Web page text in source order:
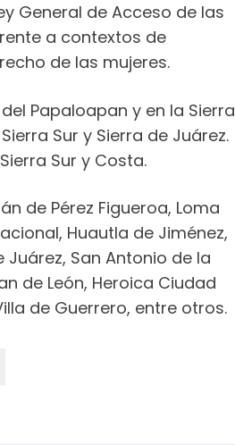
General de Acceso de las
a contextos de
de las mujeres.
Papaloapan y en la Sierra
Sur y Sierra de Juárez.
Sur y Costa.
de Pérez Figueroa, Loma
Huautla de Jiménez,
Juárez, San Antonio de la
de León, Heroica Ciudad
de Guerrero, entre otros.